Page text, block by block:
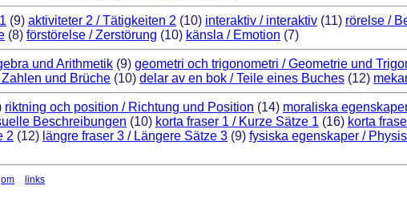
(9) aktiviteter 2 / Tätigkeiten 2 (10) interaktiv / interaktiv (11) rörelse /
(8) förstörelse / Zerstörung (10) känsla / Emotion (7)
und Arithmetik (9) geometri och trigonometri / Geometrie und
und Brüche (10) delar av en bok / Teile eines Buches (12)
riktning och position / Richtung und Position (14) moraliska
Beschreibungen (10) korta fraser 1 / Kurze Sätze 1 (16) korta
2 (12) längre fraser 3 / Längere Sätze 3 (9) fysiska egenskaper /
om links